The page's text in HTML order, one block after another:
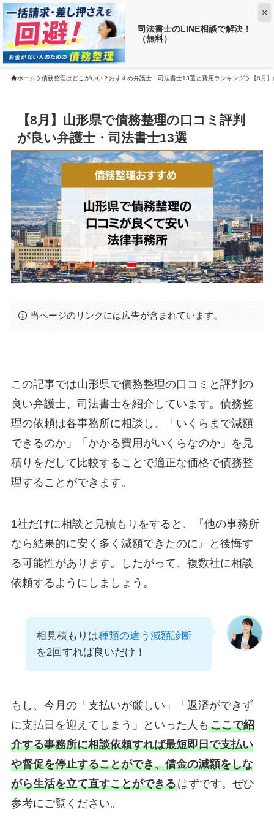
司法書士のLINE相談で解決！
（無料）
×
【返済がお得に!?】 借金がいくら減るか調べる ➡
ホーム 債務整理はどこがいい？おすすめ弁護士・司法書士13選と費用ランキング 【8月
【8月】山形県で債務整理の口コミ評判
が良い弁護士・司法書士13選
当ページのリンクには広告が含まれています。
この記事では山形県で債務整理の口コミと評判の
良い弁護士、司法書士を紹介しています。債務整
理の依頼は各事務所に相談し、「いくらまで減額
できるのか」「かかる費用がいくらなのか」を見
積りをだして比較することで適正な価格で債務整
理することができます。
1社だけに相談と見積もりをすると、『他の事務所
なら結果的に安く多く減額できたのに』と後悔す
る可能性があります。したがって、複数社に相談
依頼するようにしましょう。
相見積もりは種類の違う減額診断
を2回すれば良いだけ！
もし、今月の「支払いが厳しい」「返済ができず
に支払日を迎えてしまう」といった人も ここで紹
介する事務所に相談依頼すれば最短即日で支払い
や督促を停止することができ、借金の減額をしな
がら生活を立て直すことができるはずです。ぜひ
参考にご覧ください。